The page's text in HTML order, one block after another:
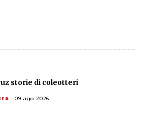
storie di coleotteri
09 ago 2026